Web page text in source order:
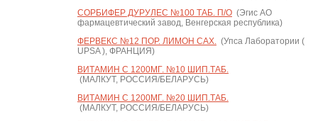
СОРБИФЕР ДУРУЛЕС №100 ТАБ. П/О(Эгис АО
фармацевтический завод, Венгерская республика)
ФЕРВЕКС №12 ПОР. ЛИМОН САХ.(Упса Лаборатории (
UPSA ), ФРАНЦИЯ)
ВИТАМИН С 1200МГ. №10 ШИП.ТАБ.
(МАЛКУТ, РОССИЯ/БЕЛАРУСЬ)
ВИТАМИН С 1200МГ. №20 ШИП.ТАБ.
(МАЛКУТ, РОССИЯ/БЕЛАРУСЬ)